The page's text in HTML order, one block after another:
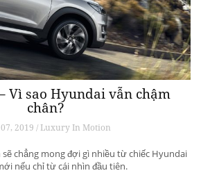
Vì sao Hyundai vẫn chậm
chân?
2019 / Luxury In Motion
chẳng mong đợi gì nhiều từ chiếc Hyundai
nếu chỉ từ cái nhìn đầu tiên.